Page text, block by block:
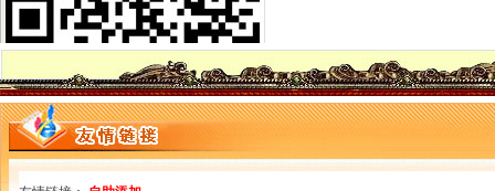
提供济南地区虚拟公司注册地址
为什么选择上海虚拟地址注册公司？虚拟地址注册有风险吗？
虚拟地址注册公司条件,上海诺唐,-爱喇叭网
什么是虚拟地址注册公司？是否合？-公司注册-桔子会计
公司虚拟地址公司注册地址出租-北京58同城
提供北京注册公司地址虚拟注册地址【今日推荐网-北京工商/税务/财务】
用虚拟地址在张江注册公司